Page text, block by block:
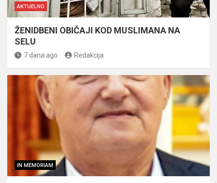
AKTUELNO
ŽENIDBENI OBIČAJI KOD MUSLIMANA NA
SELU
7 dana ago Redakcija
IN MEMORIAM